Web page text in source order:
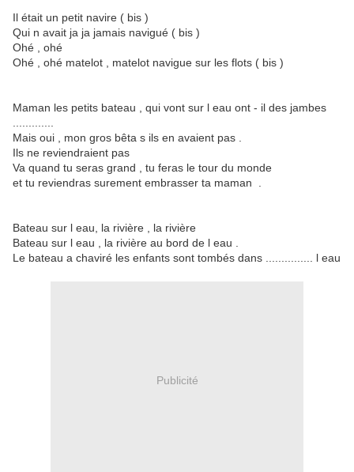
Il était un petit navire ( bis )
Qui n avait ja ja jamais navigué ( bis )
Ohé , ohé
Ohé , ohé matelot , matelot navigue sur les flots ( bis )
Maman les petits bateau , qui vont sur l eau ont - il des jambes
Mais oui , mon gros bêta s ils en avaient pas .
Ils ne reviendraient pas
Va quand tu seras grand , tu feras le tour du monde
et tu reviendras surement embrasser ta maman .
Bateau sur l eau, la rivière , la rivière
Bateau sur l eau , la rivière au bord de l eau .
Le bateau a chaviré les enfants sont tombés dans ............... l eau
Publicité